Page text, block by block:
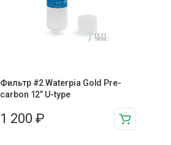
Фильтр #2 Waterpia Gold Pre-
carbon 12” U-type
1 200 ₽